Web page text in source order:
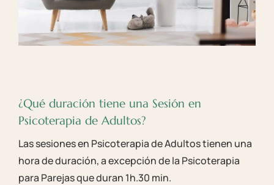
¿Qué duración tiene una Sesión en
Psicoterapia de Adultos?
Las sesiones en Psicoterapia de Adultos tienen una
hora de duración, a excepción de la Psicoterapia
para Parejas que duran 1h.30 min.